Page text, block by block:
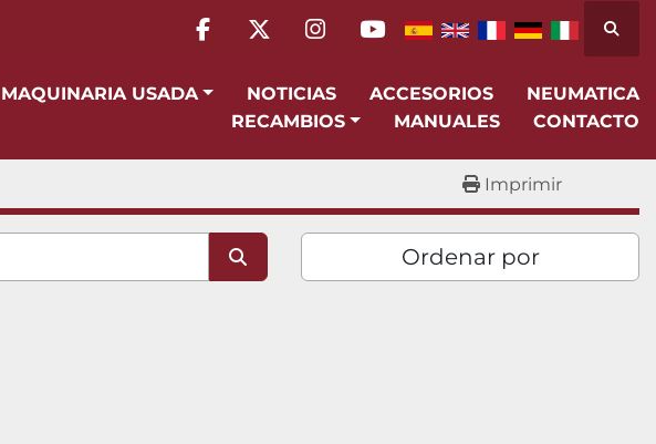
facebook
twitterinstagram
youtube
MAQUINARIA USADA NOTICIAS ACCESORIOS
NEUMATICA
RECAMBIOS
MANUALES CONTACTO
Imprimir
Ordenar por